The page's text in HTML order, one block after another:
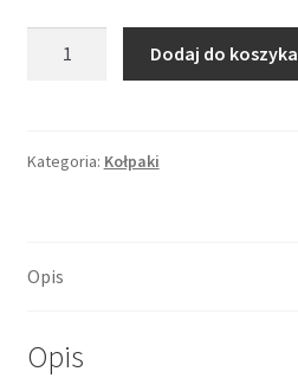
15"
Dodaj do koszyka
Kategoria: Kołpaki
Opis
Opis